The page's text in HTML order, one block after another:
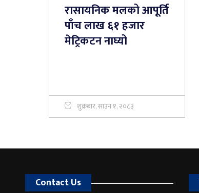
रासायनिक मलको आपूर्ति
पाँच लाख ६१ हजार
मेट्रिकटन नाघ्यो
शुक्रबार, साउन १, २०८३
Contact Us